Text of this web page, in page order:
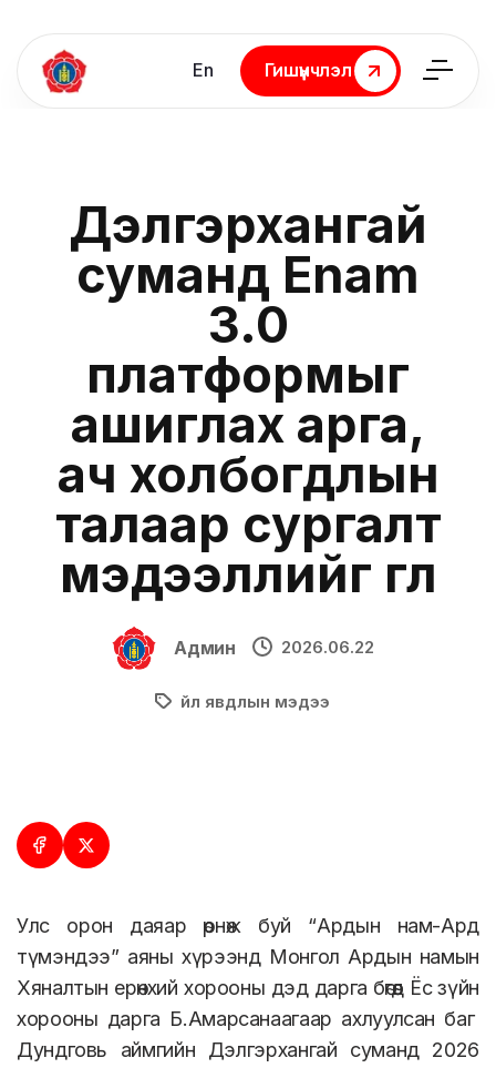
En
Гишүүнчлэл
Гишүүнчлэл
Дэлгэрхангай
суманд Enam
3.0
платформыг
ашиглах арга,
ач холбогдлын
талаар сургалт
мэдээллийг өглөө
Админ 2026.06.22
Үйл явдлын мэдээ
Улс орон даяар өрнөж буй “Ардын нам-Ард
түмэндээ” аяны хүрээнд Монгол Ардын намын
Хяналтын ерөнхий хорооны дэд дарга бөгөөд Ёс зүйн
хорооны дарга Б.Амарсанаагаар ахлуулсан баг
Дундговь аймгийн Дэлгэрхангай суманд 2026